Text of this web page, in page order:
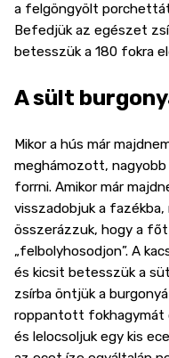
a felgöngyölt
Befedjük az egészet
betesszük a 180 fokra
A sült
Mikor a hús már
meghámozott,
forrni. Amikor már
visszadobjuk a
összerázzuk, hogy a
„felbolyhosodjon”. A
és kicsit betesszük a
zsírba öntjük a
roppantott fokhagymát
és lelocsoljuk egy kis